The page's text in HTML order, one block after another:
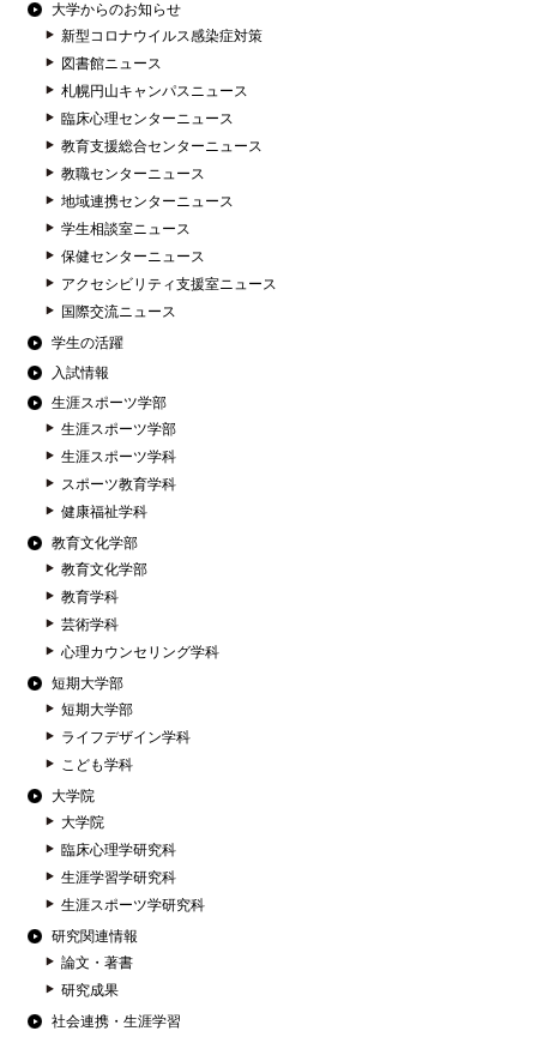
大学からのお知らせ
新型コロナウイルス感染症対策
図書館ニュース
札幌円山キャンパスニュース
臨床心理センターニュース
教育支援総合センターニュース
教職センターニュース
地域連携センターニュース
学生相談室ニュース
保健センターニュース
アクセシビリティ支援室ニュース
国際交流ニュース
学生の活躍
入試情報
生涯スポーツ学部
生涯スポーツ学部
生涯スポーツ学科
スポーツ教育学科
健康福祉学科
教育文化学部
教育文化学部
教育学科
芸術学科
心理カウンセリング学科
短期大学部
短期大学部
ライフデザイン学科
こども学科
大学院
大学院
臨床心理学研究科
生涯学習学研究科
生涯スポーツ学研究科
研究関連情報
論文・著書
研究成果
社会連携・生涯学習